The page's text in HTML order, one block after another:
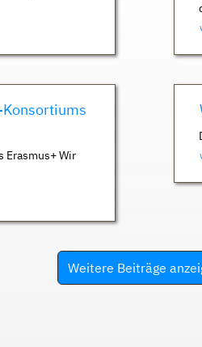
Erasmus+ Wir
Weitere Beiträge